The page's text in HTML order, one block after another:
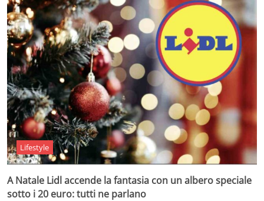
Lifestyle
A Natale Lidl accende la fantasia con un albero speciale
sotto i 20 euro: tutti ne parlano